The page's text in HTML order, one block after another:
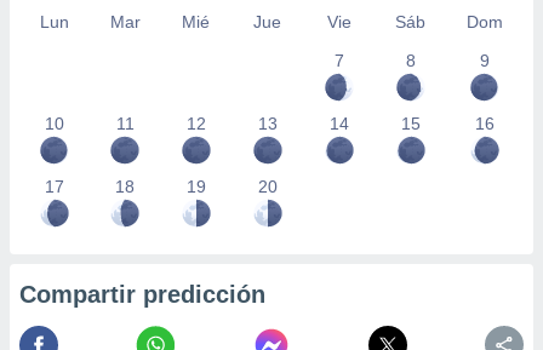
Lun Mar Mié Jue Vie Sáb
Dom
7
8 9
10 11 12 13 14 15 16
17 18 19 20
Compartir predicción